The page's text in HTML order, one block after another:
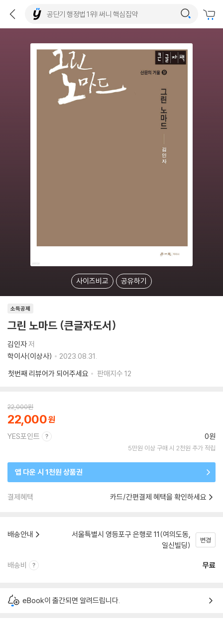
사이즈비교 공유하기
소득공제
그린 노마드 (큰글자도서)
김인자저
학이사(이상사)
2023.08.31.
첫번째 리뷰어가 되어주세요
판매지수 12
22,000원
22,000
YES포인트 0원
5만원 이상 구매 시 2천원 추가 적립
앱 다운 시 1천원 상품권
결제혜택 카드/간편결제 혜택을 확인하세요
배송안내
서울특별시 영등포구 은행로 11(여의도동,
일신빌딩)
변경
배송비 무료
eBook이 출간되면 알려드립니다.